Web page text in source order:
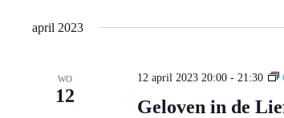
l
e
r
april 2023
WO
12
Geloven in de
12 april 2023 20:00- 21:30